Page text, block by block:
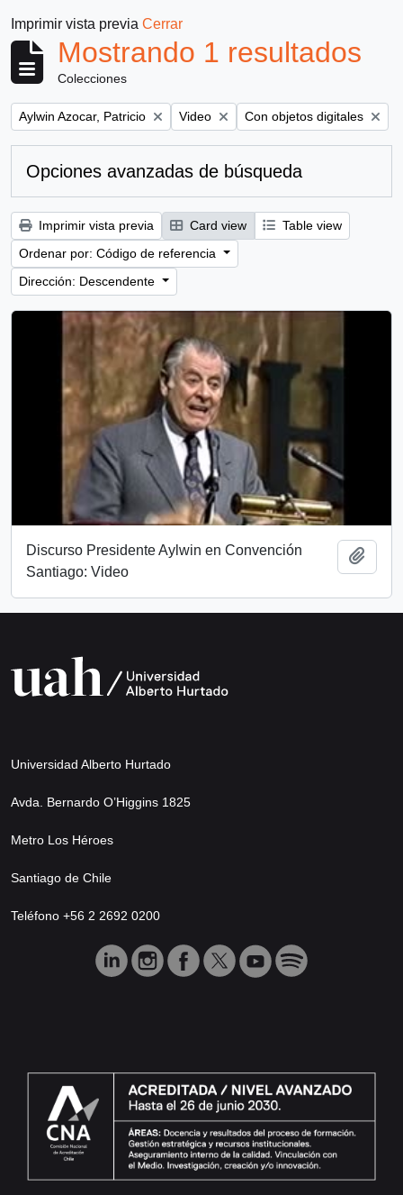
Imprimir vista previa Cerrar
Mostrando 1 resultados
Colecciones
Remove filter:
Aylwin Azocar, Patricio Remove filter:
Video Remove filter:
Con objetos digitales
Opciones avanzadas de búsqueda
Imprimir vista previa Card view
Table view
Ordenar por: Código de referencia
Dirección: Descendente
Discurso Presidente Aylwin en Convención
Santiago: Video
Universidad Alberto Hurtado
Avda. Bernardo O’Higgins 1825
Metro Los Héroes
Santiago de Chile
Teléfono +56 2 2692 0200